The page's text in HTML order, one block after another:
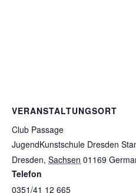
VERANSTALTUNGSORT
Club Passage
JugendKunstschule Dresden
Dresden, Sachsen 01169
Telefon
0351/41 12 665